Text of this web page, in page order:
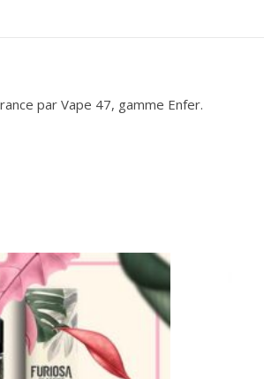
par Vape 47, gamme Enfer.